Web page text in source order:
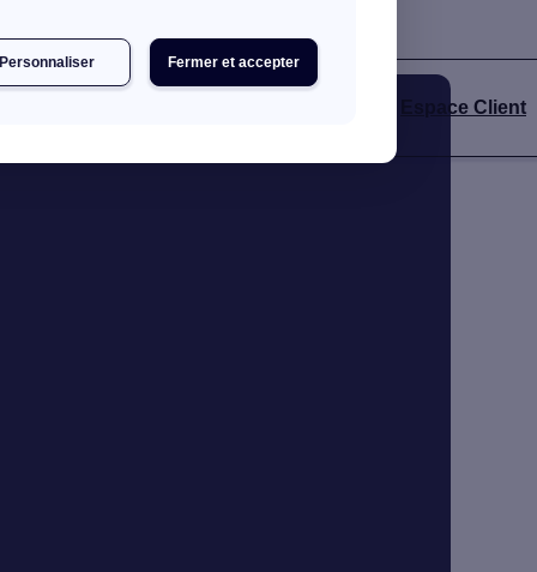
Fermer et accepter
Personnaliser
Espace Client